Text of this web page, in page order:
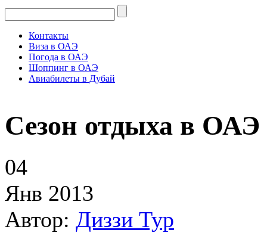
Контакты
Виза в ОАЭ
Погода в ОАЭ
Шоппинг в ОАЭ
Авиабилеты в Дубай
Сезон отдыха в ОАЭ
04
Янв 2013
Автор: Диззи Тур